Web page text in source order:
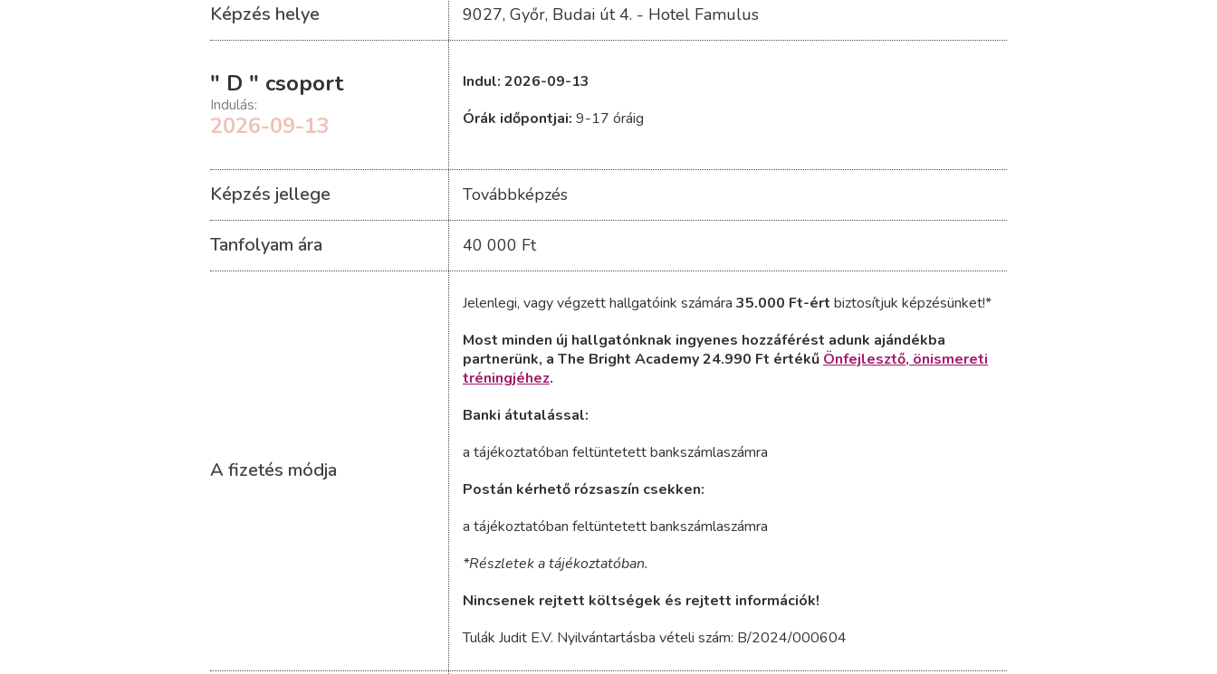
Képzés helye 9027, Győr, Budai út 4. - Hotel Famulus
" D " csoport
Indulás:
2026-09-13
Indul: 2026-09-13
Órák időpontjai: 9-17 óráig
Képzés jellege Továbbképzés
Tanfolyam ára 40 000 Ft
A fizetés módja
Jelenlegi, vagy végzett hallgatóink számára 35.000 Ft-ért biztosítjuk képzésünket!*
Most minden új hallgatónknak ingyenes hozzáférést adunk ajándékba
partnerünk, a The Bright Academy 24.990 Ft értékű Önfejlesztő, önismereti
tréningjéhez.
Banki átutalással:
a tájékoztatóban feltüntetett bankszámlaszámra
Postán kérhető rózsaszín csekken:
a tájékoztatóban feltüntetett bankszámlaszámra
*Részletek a tájékoztatóban.
Nincsenek rejtett költségek és rejtett információk!
Tulák Judit E.V. Nyilvántartásba vételi szám: B/2024/000604